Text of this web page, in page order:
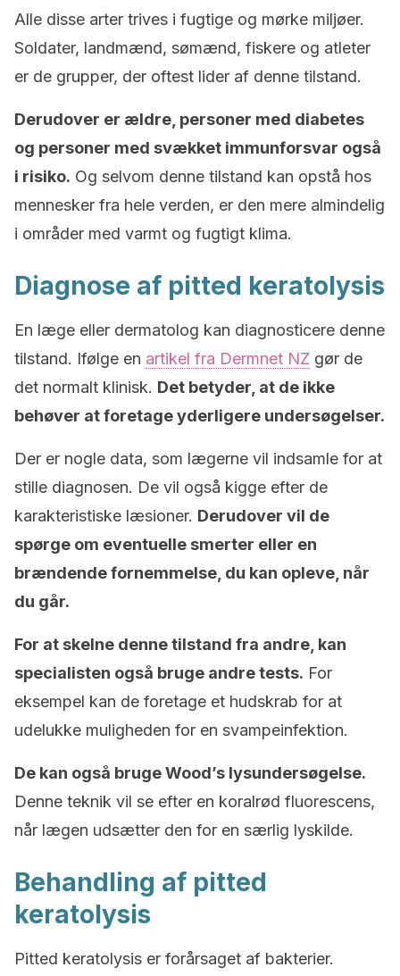
Alle disse arter trives i fugtige og mørke miljøer.
Soldater, landmænd, sømænd, fiskere og atleter
er de grupper, der oftest lider af denne tilstand.
Derudover er ældre, personer med diabetes
og personer med svækket immunforsvar også
i risiko. Og selvom denne tilstand kan opstå hos
mennesker fra hele verden, er den mere almindelig
i områder med varmt og fugtigt klima.
Diagnose af pitted keratolysis
En læge eller dermatolog kan diagnosticere denne
tilstand. Ifølge en artikel fra Dermnet NZ gør de
det normalt klinisk. Det betyder, at de ikke
behøver at foretage yderligere undersøgelser.
Der er nogle data, som lægerne vil indsamle for at
stille diagnosen. De vil også kigge efter de
karakteristiske læsioner. Derudover vil de
spørge om eventuelle smerter eller en
brændende fornemmelse, du kan opleve, når
du går.
For at skelne denne tilstand fra andre, kan
specialisten også bruge andre tests. For
eksempel kan de foretage et hudskrab for at
udelukke muligheden for en svampeinfektion.
De kan også bruge Wood’s lysundersøgelse.
Denne teknik vil se efter en koralrød fluorescens,
når lægen udsætter den for en særlig lyskilde.
Behandling af pitted
keratolysis
Pitted keratolysis er forårsaget af bakterier.